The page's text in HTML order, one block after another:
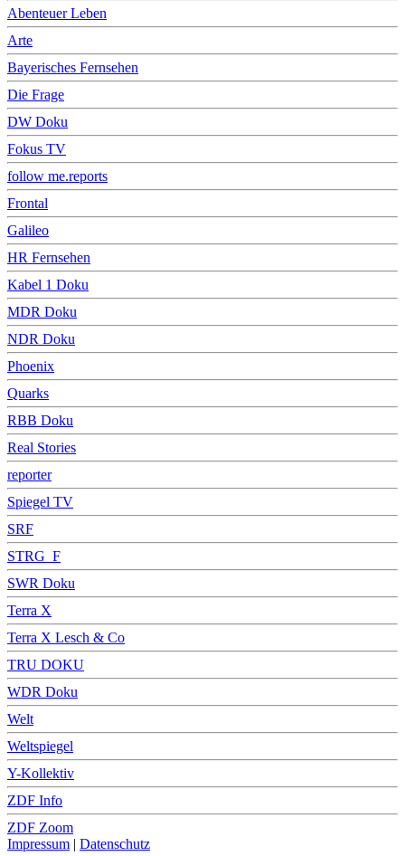
Abenteuer Leben
Arte
Bayerisches Fernsehen
Die Frage
DW Doku
Fokus TV
follow me.reports
Frontal
Galileo
HR Fernsehen
Kabel 1 Doku
MDR Doku
NDR Doku
Phoenix
Quarks
RBB Doku
Real Stories
reporter
Spiegel TV
SRF
STRG_F
SWR Doku
Terra X
Terra X Lesch & Co
TRU DOKU
WDR Doku
Welt
Weltspiegel
Y-Kollektiv
ZDF Info
ZDF Zoom
Impressum | Datenschutz